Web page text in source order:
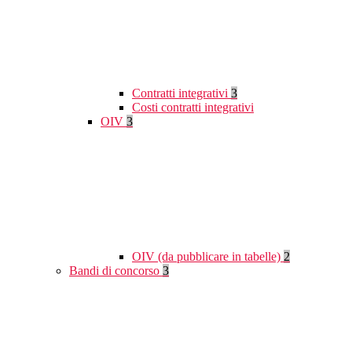
Contratti integrativi 3
Costi contratti integrativi
OIV 3
OIV (da pubblicare in tabelle) 2
Bandi di concorso 3